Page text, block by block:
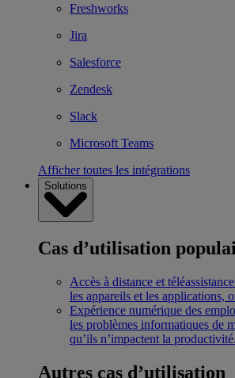
Freshworks
Jira
Salesforce
Zendesk
Slack
Microsoft Teams
Afficher toutes les intégrations
Solutions
Cas d’utilisation
Accès à distance et téléassistance
les appareils et les applications,
Expérience numérique des
les problèmes informatiques de
qu’ils n’impactent la productivité.
Autres cas d’utilisation